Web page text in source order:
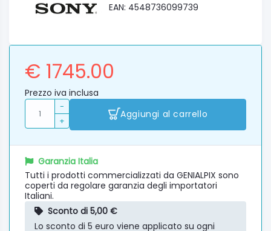
EAN: 4548736099739
€ 1745.00
Prezzo iva inclusa
-
+
Aggiungi al carrello
Garanzia Italia
Tutti i prodotti commercializzati da GENIALPIX sono
coperti da regolare garanzia degli importatori
Italiani.
Sconto di 5,00 €
Lo sconto di 5 euro viene applicato su ogni